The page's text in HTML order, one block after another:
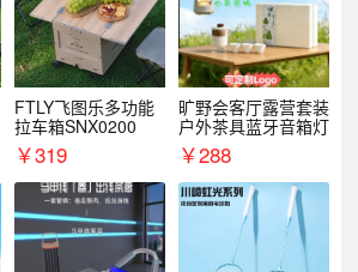
FTLY飞图乐多功能
拉车箱SNX0200
￥319
旷野会客厅露营套装
户外茶具蓝牙音箱灯
￥288